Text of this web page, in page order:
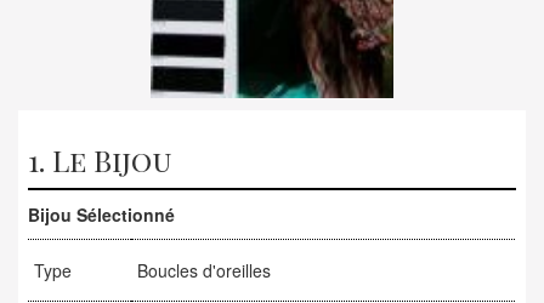
1. Le Bijou
Bijou Sélectionné
Type Boucles d'oreilles